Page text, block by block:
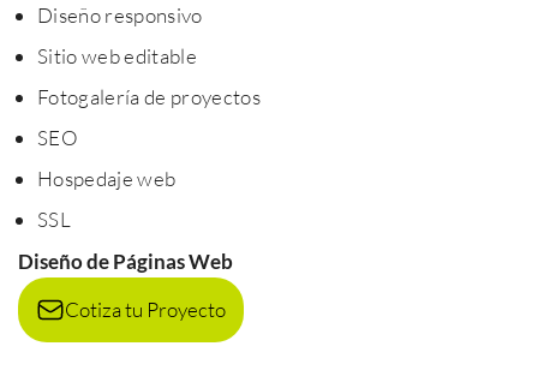
Diseño responsivo
Sitio web editable
Fotogalería de proyectos
SEO
Hospedaje web
SSL
Diseño de Páginas Web
Cotiza tu Proyecto